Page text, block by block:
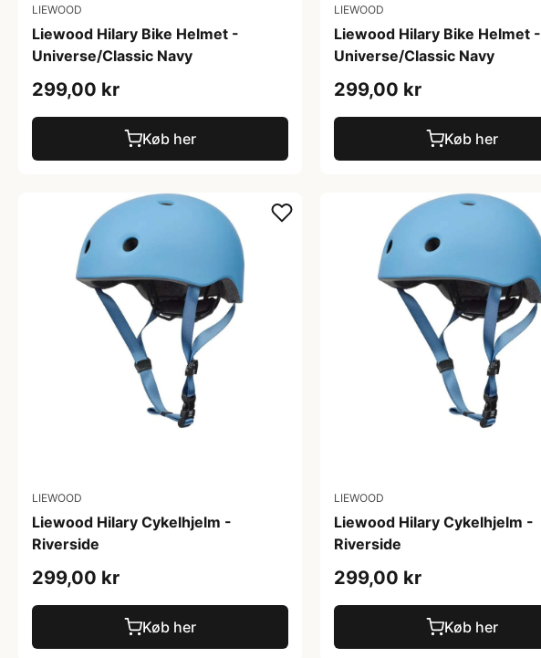
LIEWOOD
Liewood Hilary Bike Helmet -
Universe/Classic Navy
299,00 kr
Køb her
LIEWOOD
Liewood Hilary Bike Helmet -
Universe/Classic Navy
299,00 kr
Køb her
LIEWOOD
Liewood Hilary Cykelhjelm -
Riverside
299,00 kr
Køb her
LIEWOOD
Liewood Hilary Cykelhjelm -
Riverside
299,00 kr
Køb her